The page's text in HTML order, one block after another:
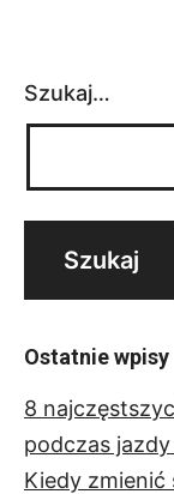
Szukaj…
Ostatnie wpisy
8
podczas
Kiedy zmienić